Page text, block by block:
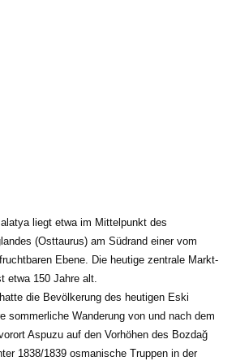
liegt etwa im Mittelpunkt des
(Osttaurus) am Südrand einer vom
Ebene. Die heutige zentrale Markt-
etwa 150 Jahre alt.
die Bevölkerung des heutigen Eski
sommerliche Wanderung von und nach dem
Aspuzu auf den Vorhöhen des Bozdağ
1838/1839 osmanische Truppen in der